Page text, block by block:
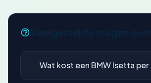
Wat kost een BMW Isetta per